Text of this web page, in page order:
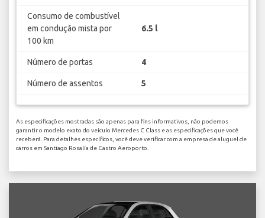
Consumo de combustível
em condução mista por
100 km
6.5 l
Número de portas 4
Número de assentos 5
As especificações mostradas são apenas para fins informativos, não podemos
garantir o modelo exato do veículo Mercedes C Class e as especificações que você
receberá. Para detalhes específicos, você deve verificar com a empresa de aluguel de
carros em Santiago Rosalía de Castro Aeroporto.